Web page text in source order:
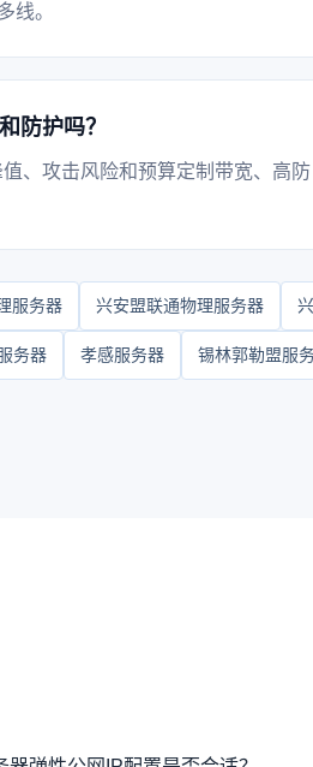
线。
防护吗？
、攻击风险和预算定制带宽、高
服务器 兴安盟联通物理服务器
务器 孝感服务器 锡林郭勒盟服